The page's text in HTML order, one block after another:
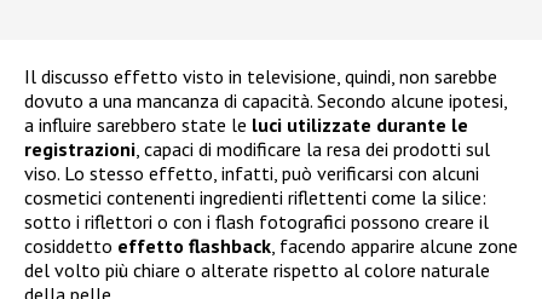
Il discusso effetto visto in televisione, quindi, non sarebbe
dovuto a una mancanza di capacità. Secondo alcune ipotesi,
a influire sarebbero state le luci utilizzate durante le
registrazioni , capaci di modificare la resa dei prodotti sul
viso. Lo stesso effetto, infatti, può verificarsi con alcuni
cosmetici contenenti ingredienti riflettenti come la silice:
sotto i riflettori o con i flash fotografici possono creare il
cosiddetto effetto flashback , facendo apparire alcune zone
del volto più chiare o alterate rispetto al colore naturale
della pelle.